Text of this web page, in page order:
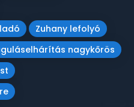
Zuhany lefolyó
nagykőrös